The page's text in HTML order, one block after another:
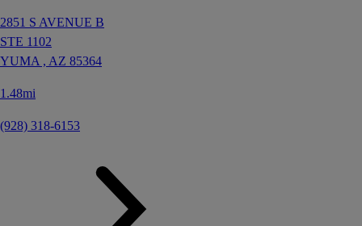
2851 S AVENUE B
STE 1102
YUMA , AZ 85364
1.48mi
(928) 318-6153